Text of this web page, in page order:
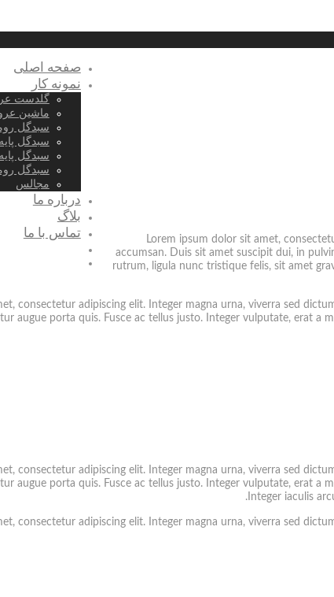
صفحه اصلی
نمونه کار
گلدست
ماشین
سبدگل
سبدگل پایه
سبدگل
سبدگل
مجالس
درباره ما
بلاگ
تماس با ما
Lorem ipsum dolor sit amet,
accumsan. Duis sit amet suscipit dui, in
rutrum, ligula nunc tristique felis, sit amet
consectetur adipiscing elit. Integer magna urna, viverra sed
augue porta quis. Fusce ac tellus justo. Integer vulputate, erat
consectetur adipiscing elit. Integer magna urna, viverra sed
augue porta quis. Fusce ac tellus justo. Integer vulputate, erat
Integer iaculis
consectetur adipiscing elit. Integer magna urna, viverra sed